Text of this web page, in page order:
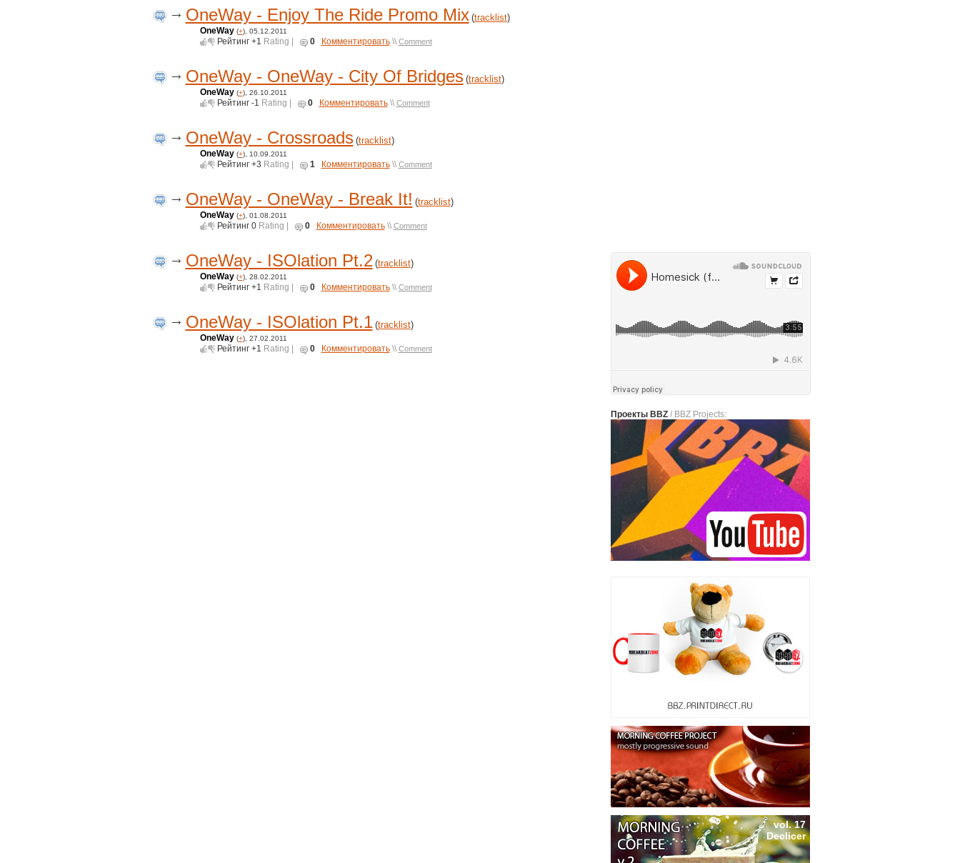
OneWay - Enjoy The Ride Promo Mix (tracklist)
OneWay(+), 05.12.2011
Рейтинг +1 Rating | 0 Комментировать \\ Comment
OneWay - OneWay - City Of Bridges (tracklist)
OneWay(+), 26.10.2011
Рейтинг -1 Rating | 0 Комментировать \\ Comment
OneWay - Crossroads (tracklist)
OneWay(+), 10.09.2011
Рейтинг +3 Rating | 1 Комментировать \\ Comment
OneWay - OneWay - Break It! (tracklist)
OneWay(+), 01.08.2011
Рейтинг 0 Rating | 0 Комментировать \\ Comment
OneWay - ISOlation Pt.2 (tracklist)
OneWay(+), 28.02.2011
Рейтинг +1 Rating | 0 Комментировать \\ Comment
OneWay - ISOlation Pt.1 (tracklist)
OneWay(+), 27.02.2011
Рейтинг +1 Rating | 0 Комментировать \\ Comment
Проекты BBZ/ BBZ Projects:
vol. 17
Declicer